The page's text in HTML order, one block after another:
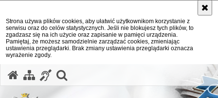
Strona używa plików cookies, aby ułatwić użytkownikom korzystanie z
serwisu oraz do celów statystycznych. Jeśli nie blokujesz tych plików, to
zgadzasz się na ich użycie oraz zapisanie w pamięci urządzenia.
Pamiętaj, że możesz samodzielnie zarządzać cookies, zmieniając
ustawienia przeglądarki. Brak zmiany ustawienia przeglądarki oznacza
wyrażenie zgody.